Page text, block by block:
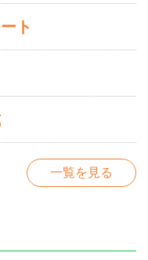
ト
一覧を見る